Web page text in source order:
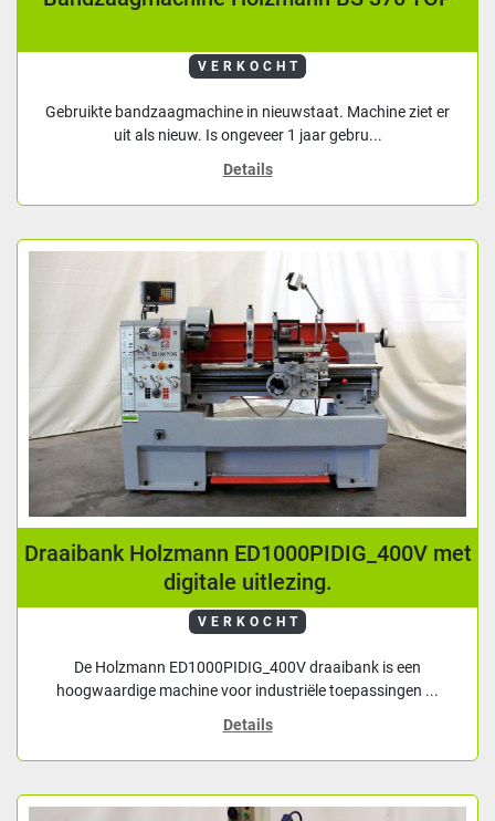
VERKOCHT
Gebruikte bandzaagmachine in nieuwstaat. Machine ziet er
uit als nieuw. Is ongeveer 1 jaar gebru...
Details
Draaibank Holzmann ED1000PIDIG_400V met
digitale uitlezing.
VERKOCHT
De Holzmann ED1000PIDIG_400V draaibank is een
hoogwaardige machine voor industriële toepassingen ...
Details